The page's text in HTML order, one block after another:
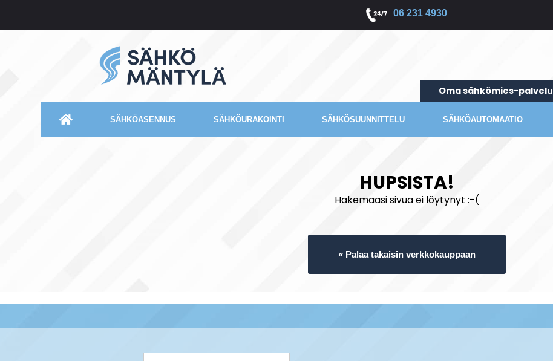
06 231 4930
Oma sähkömies-palvelu
SÄHKÖASENNUS SÄHKÖURAKOINTI SÄHKÖSUUNNITTELU SÄHKÖAUTOMAATIO
HUPSISTA!
Hakemaasi sivua ei löytynyt :-(
« Palaa takaisin verkkokauppaan